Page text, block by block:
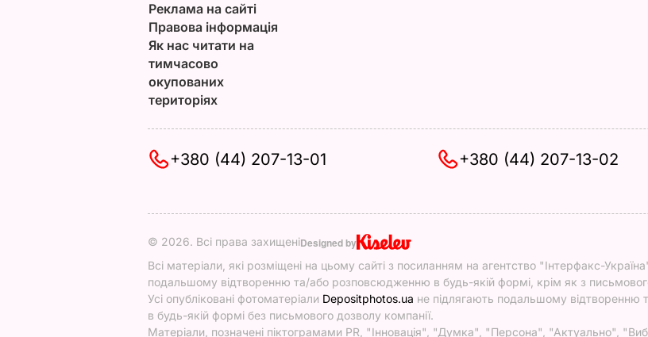
Реклама на сайті
Правова інформація
Як нас читати на
тимчасово
окупованих
територіях
+380 (44) 207-13-01 +380 (44) 207-13-02
© 2026. Всі права захищеніDesigned by
Всі матеріали, які розміщені на цьому сайті з посиланням на агентство "Інтерфакс-
подальшому відтворенню та/або розповсюдженню в будь-якій формі, крім як з
Усі опубліковані фотоматеріали Depositphotos.ua не підлягають подальшому
в будь-якій формі без письмового дозволу компанії.
Матеріали, позначені піктограмами PR, "Інновація", "Думка", "Персона", "Актуально",